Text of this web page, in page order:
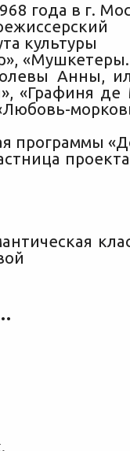
года в г.
культуры
Анны,
«Графиня
программы